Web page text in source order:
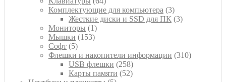
товара
Комплектующие для компьютера 33
товара
Жесткие диски и SSD для ПК 33
Мониторы 11
товар
Мышки 153153
Софт 55
товаров
Флешки и накопители информации 310310
USB флешки 258258
товаров
Карты памяти 5252